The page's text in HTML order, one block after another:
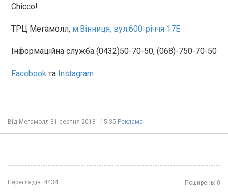
Chicco!
ТРЦ Мегамолл, м.Вінниця, вул.600-річчя 17Е
Інформаційна служба (0432)50-70-50, (068)-750-70-50
Facebook та Instagram
Від Мегамолл 31 серпня 2018 - 15:35 Реклама
Переглядів: 4434 Поширень: 0